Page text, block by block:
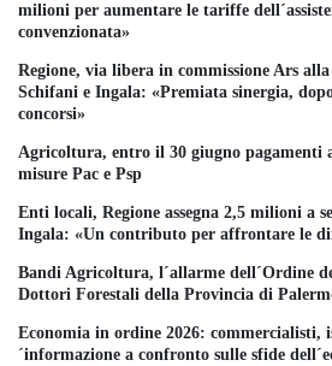
milioni per aumentare le tariffe
convenzionata»
Regione, via libera in commissione Ars
Schifani e Ingala: «Premiata sinergia,
concorsi»
Agricoltura, entro il 30 giugno pagamenti
misure Pac e Psp
Enti locali, Regione assegna 2,5 milioni a
Ingala: «Un contributo per affrontare le
Bandi Agricoltura, l´allarme dell´Ordine
Dottori Forestali della Provincia di
Economia in ordine 2026: commercialisti,
´informazione a confronto sulle sfide